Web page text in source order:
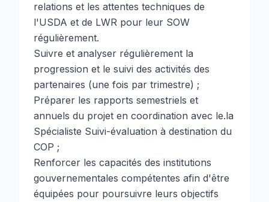
relations et les attentes techniques de
l'USDA et de LWR pour leur SOW
régulièrement.
Suivre et analyser régulièrement la
progression et le suivi des activités des
partenaires (une fois par trimestre) ;
Préparer les rapports semestriels et
annuels du projet en coordination avec le.la
Spécialiste Suivi-évaluation à destination du
COP ;
Renforcer les capacités des institutions
gouvernementales compétentes afin d'être
équipées pour poursuivre leurs objectifs